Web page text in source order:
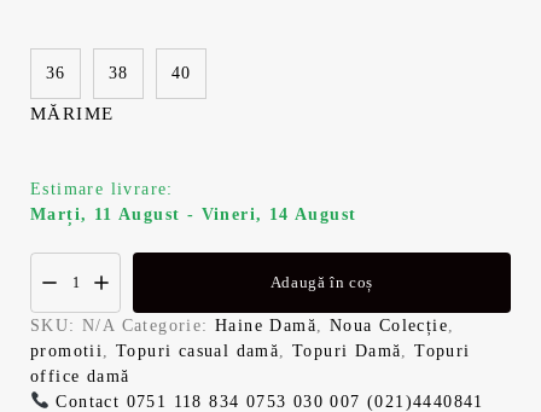
n
i
ț
i
a
l
c
u
r
e
n
t
e
36 38 40
MĂRIME
Estimare livrare:
Marți, 11 August - Vineri, 14 August
Adaugă în coș
SKU: N/A Categorie: Haine Damă, Noua Colecție,
promotii,Topuri casual damă,Topuri Damă,Topuri
office damă
Contact 0751 118 834 0753 030 007 (021)4440841